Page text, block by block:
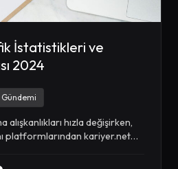
İstatistikleri ve
2024
hızla değişirken,
platformlarından kariyer.net